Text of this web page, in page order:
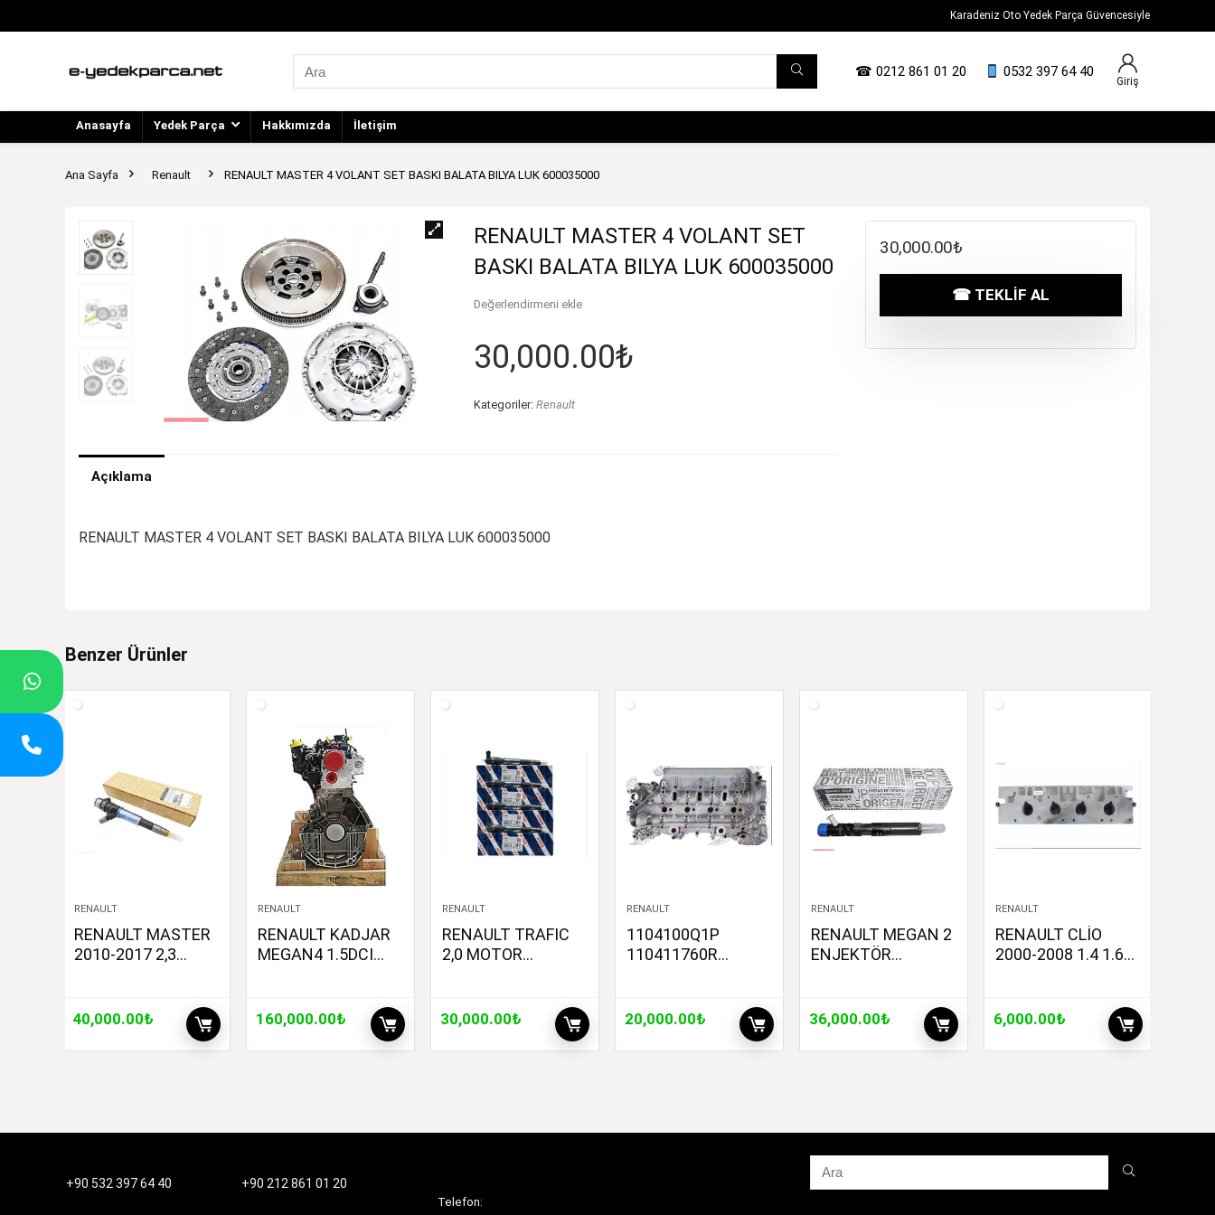
Karadeniz Oto Yedek Parça Güvencesiyle
☎ 0212 861 01 20 0532 397 64 40
Giriş
Anasayfa Yedek Parça Hakkımızda İletişim
Ana Sayfa Renault RENAULT MASTER 4 VOLANT SET BASKI BALATA BILYA LUK 600035000
RENAULT MASTER 4 VOLANT SET
BASKI BALATA BILYA LUK 600035000
Değerlendirmeni ekle
30,000.00₺
Kategoriler: Renault
Açıklama
RENAULT MASTER 4 VOLANT SET BASKI BALATA BILYA LUK 600035000
30,000.00₺
☎ TEKLIF AL
Benzer Ürünler
RENAULT
RENAULT MASTER
2010-2017 2,3
166091245R
40,000.00₺
RENAULT
RENAULT KADJAR
MEGAN4 1.5DCI
8201708460
160,000.00₺
RENAULT
RENAULT TRAFIC
2,0 MOTOR
166093915R
30,000.00₺
RENAULT
1104100Q1P
110411760R
KAPAĞI SIFIR (ÜST
20,000.00₺
RENAULT
RENAULT MEGAN 2
ENJEKTÖR
36,000.00₺
RENAULT
RENAULT CLİO
2000-2008 1.4 1.6
SIFIR (ÜST KAPAK)
6,000.00₺
+90 532 397 64 40 +90 212 861 01 20
Telefon: